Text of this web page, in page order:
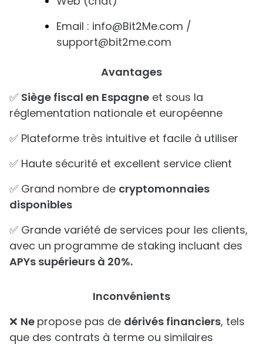
Email : info@Bit2Me.com /
support@bit2me.com
Avantages
✅ Siège fiscal en Espagne et sous la
réglementation nationale et européenne
✅ Plateforme très intuitive et facile à utiliser
✅ Haute sécurité et excellent service client
✅ Grand nombre de cryptomonnaies
disponibles
✅ Grande variété de services pour les clients,
avec un programme de staking incluant des
APYs supérieurs à 20%.
Inconvénients
❌ Ne propose pas de dérivés financiers, tels
que des contrats à terme ou similaires